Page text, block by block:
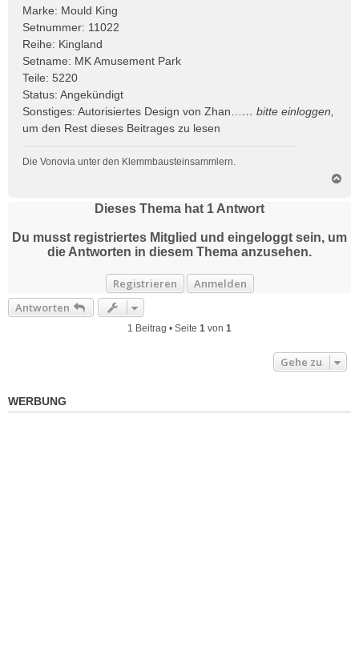
i
a
g
Marke: Mould King
Setnummer: 11022
Reihe: Kingland
Setname: MK Amusement Park
Teile: 5220
Status: Angekündigt
Sonstiges: Autorisiertes Design von Zhan… … bitte einloggen
um den Rest dieses Beitrages zu lesen
Die Vonovia unter den Klemmbausteinsammlern.
b
Dieses Thema hat 1 Antwort
Du musst registriertes Mitglied und eingeloggt sein, um
die Antworten in diesem Thema anzusehen.
Registrieren
Anmelden
Antworten
1 Beitrag • Seite 1 von 1
Gehe zu
WERBUNG